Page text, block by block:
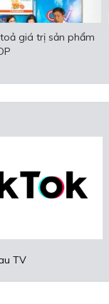
thách thức?
kết nối